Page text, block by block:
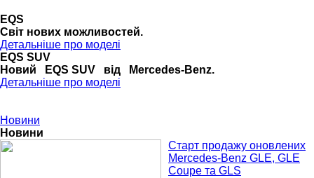
EQS
Cвіт нових можливостей.
Детальніше про моделі
EQS SUV
Новий EQS SUV від Mercedes-Benz.
Детальніше про моделі
Новини
Новини
Старт продажу оновлених
Mercedes-Benz GLE, GLE
Coupe та GLS